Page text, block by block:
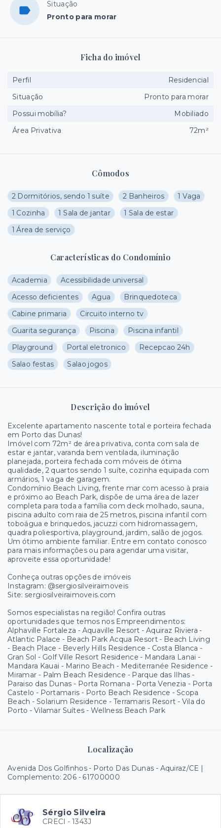
Situação
Pronto para morar
Cômodos
2 Dormitórios, sendo 1 suíte 2 Banheiros
1 Vaga
1 Cozinha
1 Sala de jantar
1 Sala de estar
1 Área de serviço
Características do Condomínio
Academia
Acessibilidade universal
Acesso deficientes
Agua
Brinquedoteca
Cabine primaria
Circuito interno tv
Guarita segurança
Piscina
Piscina infantil
Playground
Portal eletronico
Recepcao 24h
Salao festas
Salao jogos
Descrição do imóvel
Excelente apartamento nascente total e porteira fechada
em Porto das Dunas!
Imóvel com 72m² de área privativa, conta com sala de
estar e jantar, varanda bem ventilada, iluminação
planejada, porteira fechada com móveis de ótima
qualidade, 2 quartos sendo 1 suíte, cozinha equipada com
armários, 1 vaga de garagem.
Condomínio Beach Living, frente mar com acesso à praia
e próximo ao Beach Park, dispõe de uma área de lazer
completa para toda a família com deck molhado, sauna,
piscina adulto com raia de 25 metros, piscina infantil com
toboágua e brinquedos, jacuzzi com hidromassagem,
quadra poliesportiva, playground, jardim, salão de jogos.
Um ótimo ambiente familiar. Entre em contato conosco
para mais informações ou para agendar uma visitar,
aproveite essa oportunidade!
Conheça outras opções de imóveis
Instagram: @sergiosilveiraimoveis
Site: sergiosilveiraimoveis.com
Somos especialistas na região! Confira outras
oportunidades que temos nos Empreendimentos:
Alphaville Fortaleza - Aquaville Resort - Aquiraz Riviera -
Atlantic Palace - Beach Park Acqua Resort - Beach Living
- Beach Place - Beverly Hills Residence - Costa Blanca -
Gran Sol - Golf Ville Resort Residence - Mandara Lanai -
Mandara Kauai - Marino Beach - Mediterranée Residence -
Miramar - Palm Beach Residence - Parque das Ilhas -
Paraiso das Dunas - Porta Romana - Porta Venezia - Porta
Castelo - Portamaris - Porto Beach Residence - Scopa
Beach - Solarium Residence - Terramaris Resort - Vila do
Porto - Vilamar Suítes - Wellness Beach Park
Localização
Avenida Dos Golfinhos - Porto Das Dunas - Aquiraz/CE |
Complemento: 206 - 61700000
Ficha do imóvel
Perfil
Residencial
Situação
Pronto para morar
Possui mobília?
Mobiliado
Área Privativa
72m²
Sérgio Silveira
CRECI - 1343J